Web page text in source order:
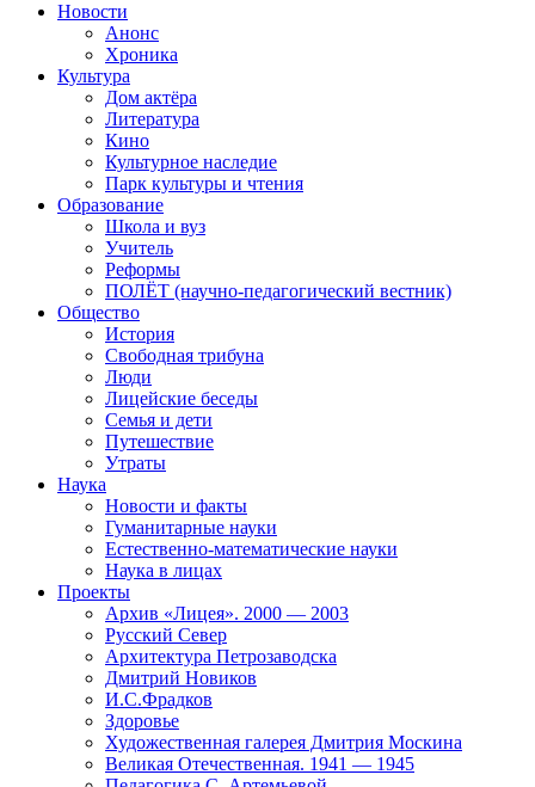
Новости
Анонс
Хроника
Культура
Дом актёра
Литература
Кино
Культурное наследие
Парк культуры и чтения
Образование
Школа и вуз
Учитель
Реформы
ПОЛЁТ (научно-педагогический вестник)
Общество
История
Свободная трибуна
Люди
Лицейские беседы
Семья и дети
Путешествие
Утраты
Наука
Новости и факты
Гуманитарные науки
Естественно-математические науки
Наука в лицах
Проекты
Архив «Лицея». 2000 — 2003
Русский Север
Архитектура Петрозаводска
Дмитрий Новиков
И.С.Фрадков
Здоровье
Художественная галерея Дмитрия Москина
Великая Отечественная. 1941 — 1945